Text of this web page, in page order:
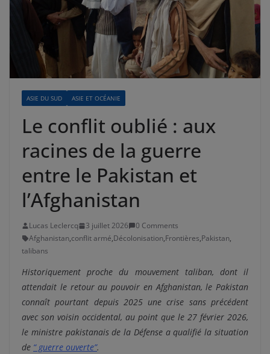
ASIE DU SUD ASIE ET OCÉANIE
Le conflit oublié : aux
racines de la guerre
entre le Pakistan et
l’Afghanistan
Lucas Leclercq 3 juillet 2026
0 Comments
Afghanistan,conflit armé,Décolonisation,Frontières,Pakistan,
talibans
Historiquement proche du mouvement taliban, dont il
attendait le retour au pouvoir en Afghanistan, le Pakistan
connaît pourtant depuis 2025 une crise sans précédent
avec son voisin occidental, au point que le 27 février 2026,
le ministre pakistanais de la Défense a qualifié la situation
de “ guerre ouverte”.